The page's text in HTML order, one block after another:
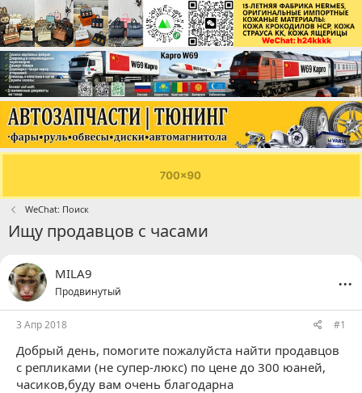
WeChat: Поиск
Ищу продавцов с часами
MILA9
Продвинутый
...
3 Апр 2018 #1
Добрый день, помогите пожалуйста найти продавцов
с репликами (не супер-люкс) по цене до 300 юаней,
часиков,буду вам очень благодарна